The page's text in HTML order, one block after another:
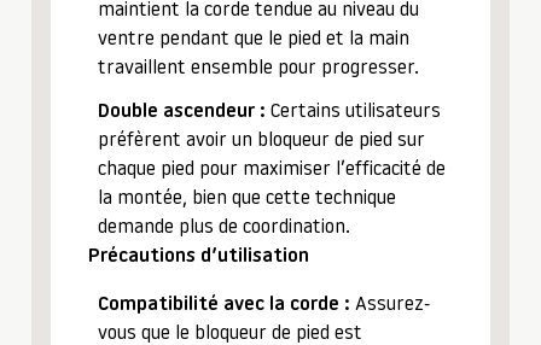
maintient la corde tendue au niveau du
ventre pendant que le pied et la main
travaillent ensemble pour progresser.
Double ascendeur : Certains utilisateurs
préfèrent avoir un bloqueur de pied sur
chaque pied pour maximiser l’efficacité de
la montée, bien que cette technique
demande plus de coordination.
Précautions d’utilisation
Compatibilité avec la corde : Assurez-
vous que le bloqueur de pied est